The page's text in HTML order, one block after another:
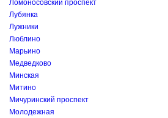
Ломоносовский проспект
Лубянка
Лужники
Люблино
Марьино
Медведково
Минская
Митино
Мичуринский проспект
Молодежная